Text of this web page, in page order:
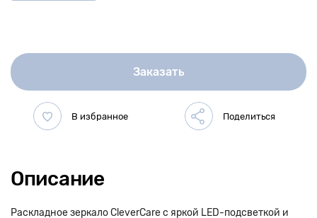
Заказать
Описание
Раскладное зеркало CleverCare с яркой LED-подсветкой и